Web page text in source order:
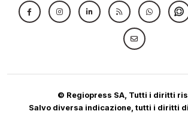
© Regiopress SA, Tutti i diritti
Salvo diversa indicazione, tutti i diritti